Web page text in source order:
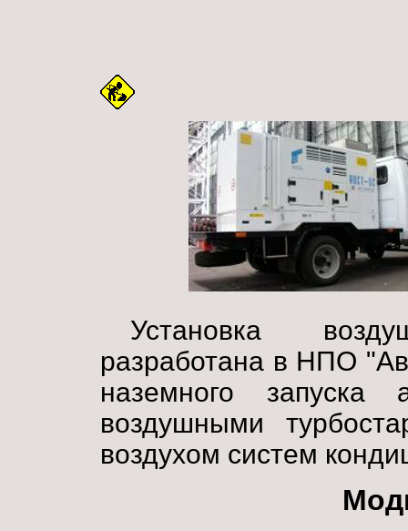
Установка
разработана в НПО
наземного запуска
воздушными
воздухом систем